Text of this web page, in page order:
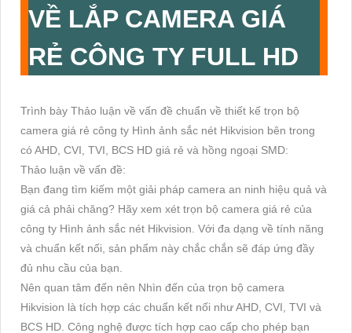
VỀ LẮP CAMERA GIÁ
RẺ CÔNG TY FULL HD
Trình bày Thảo luận về vấn đề chuẩn về thiết kế trọn bộ
camera giá rẻ công ty Hình ảnh sắc nét Hikvision bên trong
có AHD, CVI, TVI, BCS HD giá rẻ và hồng ngoại SMD:
Thảo luận về vấn đề:
Bạn đang tìm kiếm một giải pháp camera an ninh hiệu quả và
giá cả phải chăng? Hãy xem xét trọn bộ camera giá rẻ của
công ty Hình ảnh sắc nét Hikvision. Với đa dạng về tính năng
và chuẩn kết nối, sản phẩm này chắc chắn sẽ đáp ứng đầy
đủ nhu cầu của bạn.
Nên quan tâm đến nên Nhìn đến của trọn bộ camera
Hikvision là tích hợp các chuẩn kết nối như AHD, CVI, TVI và
BCS HD. Công nghệ được tích hợp cao cấp cho phép bạn